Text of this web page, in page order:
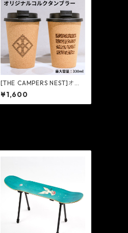
[THE CAMPERS NEST]オリ
ジナルコルクタンブラー - N
extNatural
¥1,600